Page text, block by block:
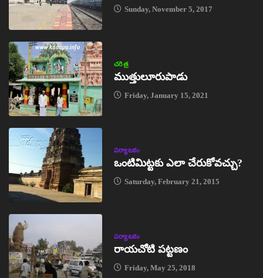
Sunday, November 5, 2017
చరిత్ర
ముత్తులూరుపాడు
Friday, January 15, 2021
పర్యాటకం
ఒంటిమిట్టకు ఎలా చేరుకోవచ్చు?
Saturday, February 21, 2015
పర్యాటకం
రాయచోటి పట్టణం
Friday, May 25, 2018